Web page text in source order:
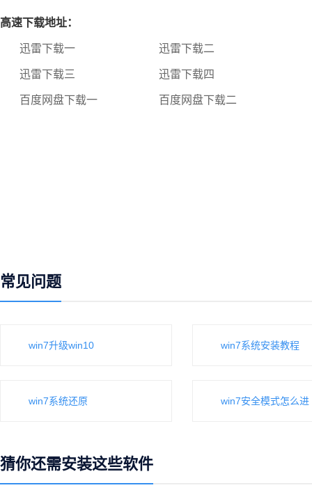
高速下载地址：
迅雷下载一 迅雷下载二
迅雷下载三 迅雷下载四
百度网盘下载一 百度网盘下载二
常见问题
win7升级win10 win7系统安装教程
win7系统还原 win7安全模式怎么进
猜你还需安装这些软件